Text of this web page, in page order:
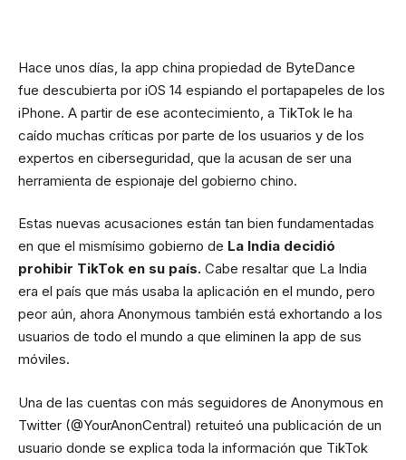
Hace unos días, la app china propiedad de ByteDance
fue descubierta por iOS 14 espiando el portapapeles de los
iPhone. A partir de ese acontecimiento, a TikTok le ha
caído muchas críticas por parte de los usuarios y de los
expertos en ciberseguridad, que la acusan de ser una
herramienta de espionaje del gobierno chino.
Estas nuevas acusaciones están tan bien fundamentadas
en que el mismísimo gobierno de La India decidió
prohibir TikTok en su país. Cabe resaltar que La India
era el país que más usaba la aplicación en el mundo, pero
peor aún, ahora Anonymous también está exhortando a los
usuarios de todo el mundo a que eliminen la app de sus
móviles.
Una de las cuentas con más seguidores de Anonymous en
Twitter (@YourAnonCentral) retuiteó una publicación de un
usuario donde se explica toda la información que TikTok